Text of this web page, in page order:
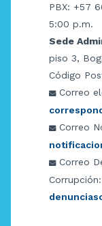
PBX: +57
5:00 p.m.
Sede
piso 3,
Código
Correo
Correo
Correo
Corrupción: